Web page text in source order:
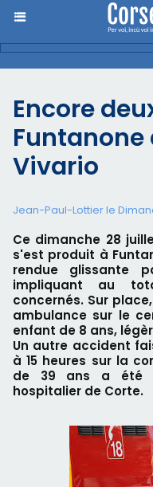
Encore
Funtanone
Vivario
Jean-Paul-Lottier le
Ce dimanche 28
s'est produit à
rendue glissante
impliquant au
concernés. Sur
ambulance sur le
enfant de 8 ans,
Un autre accident
à 15 heures sur la
de 39 ans a été
hospitalier de Corte.